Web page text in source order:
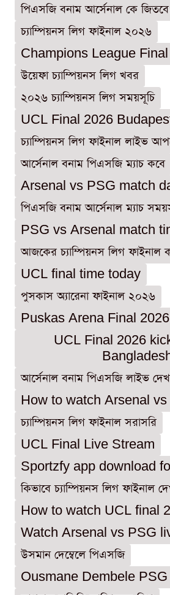
পিএসজি বনাম আর্সেনাল কে
চ্যাম্পিয়নস লিগ ফাইনাল ২০২৬
Champions League
উয়েফা চ্যাম্পিয়নস লিগ খবর
২০২৬ চ্যাম্পিয়নস লিগ সময়সূচি
UCL Final 2026
চ্যাম্পিয়নস লিগ ফাইনাল লাইভ
আর্সেনাল বনাম পিএসজি ম্যাচ কবে
Arsenal vs PSG match
পিএসজি বনাম আর্সেনাল ম্যাচ
PSG vs Arsenal match
আজকের চ্যাম্পিয়নস লিগ ফাইনাল
UCL final time today
পুসকাস অ্যারেনা ফাইনাল ২০২৬
Puskas Arena Final 2026
UCL Final 2026
আর্সেনাল বনাম পিএসজি লাইভ
How to watch Arsenal
চ্যাম্পিয়নস লিগ ফাইনাল সরাসরি
UCL Final Live Stream
Sportzfy app download
কিভাবে চ্যাম্পিয়নস লিগ ফাইনাল
How to watch UCL final
Watch Arsenal vs PSG
উসমান দেম্বেলে পিএসজি
Ousmane Dembele PSG